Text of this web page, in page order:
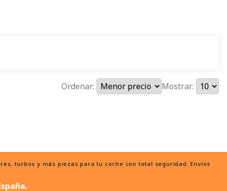
Ordenar: Mostrar:
turbos y más piezas para tu coche con total seguridad. Envíos